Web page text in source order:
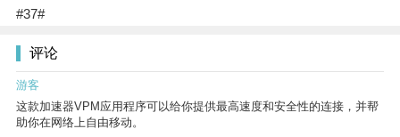
#37#
评论
游客
这款加速器VPM应用程序可以给你提供最高速度和安全性的连接，并帮
助你在网络上自由移动。